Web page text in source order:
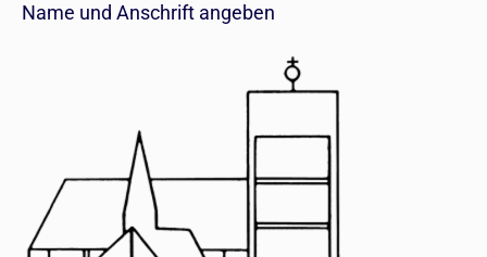
Name und Anschrift angeben